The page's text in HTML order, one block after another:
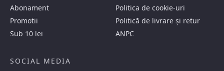
Abonament
Promotii
Sub 10 lei
Politica de cookie-uri
Politică de livrare și retur
ANPC
SOCIAL MEDIA